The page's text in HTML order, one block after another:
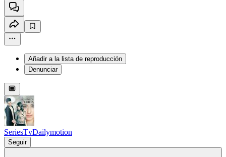
Añadir a la lista de reproducción
Denunciar
SeriesTvDailymotion
Seguir